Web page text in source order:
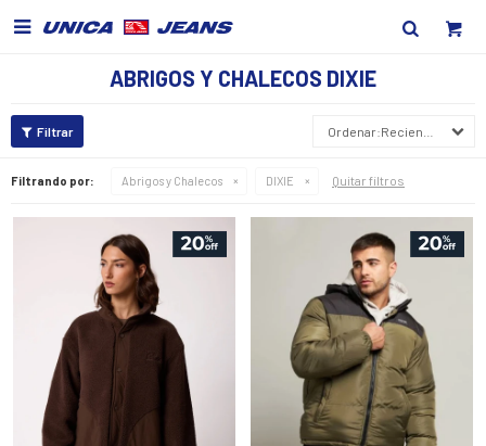

ABRIGOS Y CHALECOS DIXIE
Recientes
Filtrando por: Abrigos y Chalecos DIXIE Quitar filtros